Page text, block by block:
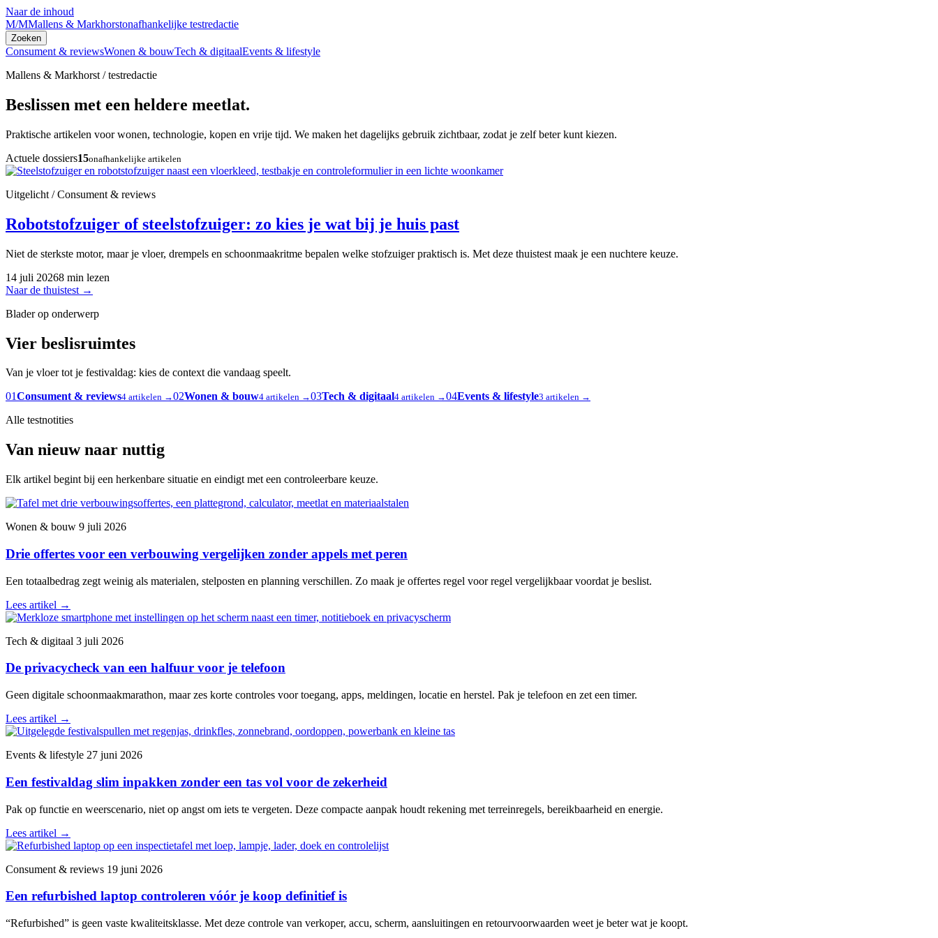
Naar de inhoud
M/MMallens & Markhorstonafhankelijke testredactie
Zoeken
Consument & reviewsWonen & bouwTech & digitaalEvents & lifestyle
Mallens & Markhorst / testredactie
Beslissen met een heldere meetlat.
Praktische artikelen voor wonen, technologie, kopen en vrije tijd. We maken het dagelijks gebruik zichtbaar, zodat je zelf beter kunt kiezen.
Actuele dossiers15onafhankelijke artikelen
Uitgelicht / Consument & reviews
Robotstofzuiger of steelstofzuiger: zo kies je wat bij je huis past
Niet de sterkste motor, maar je vloer, drempels en schoonmaakritme bepalen welke stofzuiger praktisch is. Met deze thuistest maak je een nuchtere keuze.
14 juli 20268 min lezen
Naar de thuistest →
Blader op onderwerp
Vier beslisruimtes
Van je vloer tot je festivaldag: kies de context die vandaag speelt.
01Consument & reviews4 artikelen →02Wonen & bouw4 artikelen →03Tech & digitaal4 artikelen →04Events & lifestyle3 artikelen →
Alle testnotities
Van nieuw naar nuttig
Elk artikel begint bij een herkenbare situatie en eindigt met een controleerbare keuze.
Wonen & bouw 9 juli 2026
Drie offertes voor een verbouwing vergelijken zonder appels met peren
Een totaalbedrag zegt weinig als materialen, stelposten en planning verschillen. Zo maak je offertes regel voor regel vergelijkbaar voordat je beslist.
Lees artikel →
Tech & digitaal 3 juli 2026
De privacycheck van een halfuur voor je telefoon
Geen digitale schoonmaakmarathon, maar zes korte controles voor toegang, apps, meldingen, locatie en herstel. Pak je telefoon en zet een timer.
Lees artikel →
Events & lifestyle 27 juni 2026
Een festivaldag slim inpakken zonder een tas vol voor de zekerheid
Pak op functie en weerscenario, niet op angst om iets te vergeten. Deze compacte aanpak houdt rekening met terreinregels, bereikbaarheid en energie.
Lees artikel →
Consument & reviews 19 juni 2026
Een refurbished laptop controleren vóór je koop definitief is
“Refurbished” is geen vaste kwaliteitsklasse. Met deze controle van verkoper, accu, scherm, aansluitingen en retourvoorwaarden weet je beter wat je koopt.